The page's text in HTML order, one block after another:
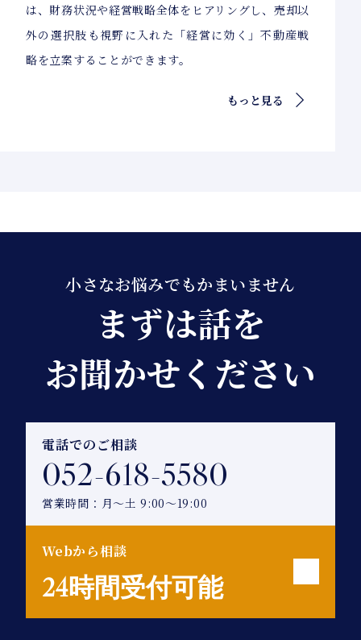
は、財務状況や経営戦略全体をヒアリングし、売却以
外の選択肢も視野に入れた「経営に効く」不動産戦
略を立案することができます。
もっと見る
小さなお悩みでもかまいません
まずは話を
お聞かせください
電話でのご相談
052-618-5580
営業時間：月～土 9:00～19:00
Webから相談
24時間受付可能